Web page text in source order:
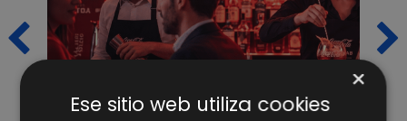
×
Ese sitio web utiliza cookies